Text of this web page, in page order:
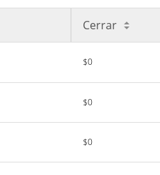
Cerrar
$0
$0
$0